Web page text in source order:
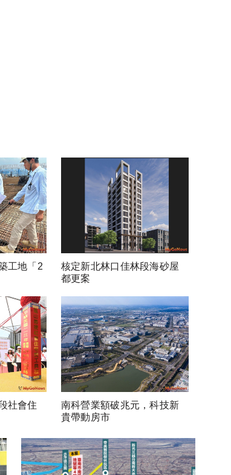
工地「2
核定新北林口佳林段海砂屋
都更案
社會住
南科營業額破兆元，科技新
貴帶動房市